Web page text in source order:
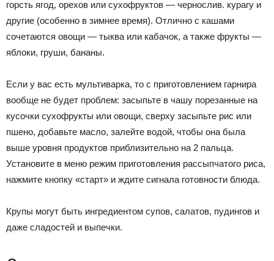
горсть ягод, орехов или сухофруктов — чернослив. курагу и
другие (особенно в зимнее время). Отлично с кашами
сочетаются овощи — тыква или кабачок, а также фрукты —
яблоки, груши, бананы.
Если у вас есть мультиварка, то с приготовлением гарнира
вообще не будет проблем: засыпьте в чашу порезанные на
кусочки сухофрукты или овощи, сверху засыпьте рис или
пшено, добавьте масло, залейте водой, чтобы она была
выше уровня продуктов приблизительно на 2 пальца.
Установите в меню режим приготовления рассыпчатого риса,
нажмите кнопку «старт» и ждите сигнала готовности блюда.
Крупы могут быть ингредиентом супов, салатов, пудингов и
даже сладостей и выпечки.